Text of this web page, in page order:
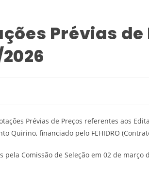
Prévias de
Prévias de Preços referentes aos
Quirino, financiado pelo FEHIDRO
Comissão de Seleção em 02 de março